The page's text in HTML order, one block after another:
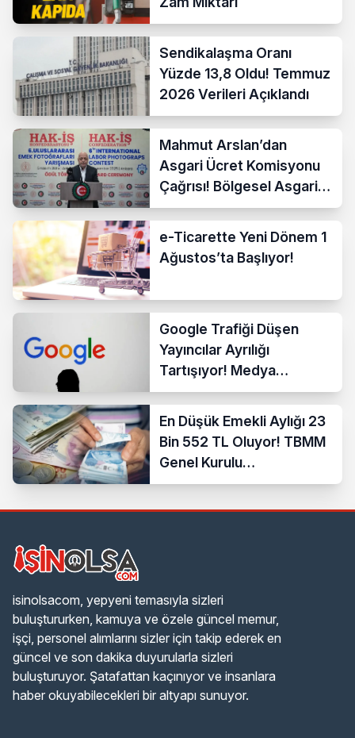
Sendikalaşma Oranı
Yüzde 13,8 Oldu! Temmuz
2026 Verileri Açıklandı
Mahmut Arslan’dan
Asgari Ücret Komisyonu
Çağrısı! Bölgesel Asgari
Ücrete Sert Tepki
e-Ticarette Yeni Dönem 1
Ağustos’ta Başlıyor!
Google Trafiği Düşen
Yayıncılar Ayrılığı
Tartışıyor! Medya
Sektöründe Yeni Dönem
Başlıyor
En Düşük Emekli Aylığı 23
Bin 552 TL Oluyor! TBMM
Genel Kurulu
Görüşmelere Başladı
isinolsacom, yepyeni temasıyla sizleri
buluştururken, kamuya ve özele güncel memur,
işçi, personel alımlarını sizler için takip ederek en
güncel ve son dakika duyurularla sizleri
buluşturuyor. Şatafattan kaçınıyor ve insanlara
haber okuyabilecekleri bir altyapı sunuyor.